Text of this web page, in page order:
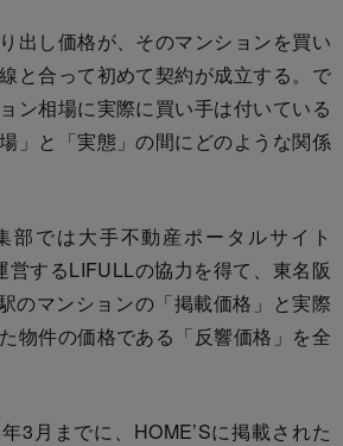
出し価格が、そのマンションを買い
と合って初めて契約が成立する。で
ン相場に実際に買い手は付いている
」と「実態」の間にどのような関係
では大手不動産ポータルサイト
営するLIFULLの協力を得て、東名阪
のマンションの「掲載価格」と実際
物件の価格である「反響価格」を全
3月までに、HOME’Sに掲載された